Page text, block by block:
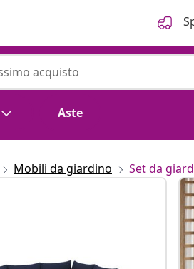
Aste
Mobili da giardino Set da